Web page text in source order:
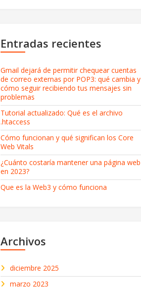
Entradas recientes
Gmail dejará de permitir chequear cuentas
de correo externas por POP3: qué cambia y
cómo seguir recibiendo tus mensajes sin
problemas
Tutorial actualizado: Qué es el archivo
.htaccess
Cómo funcionan y qué significan los Core
Web Vitals
¿Cuánto costaría mantener una página web
en 2023?
Que es la Web3 y cómo funciona
Archivos
diciembre 2025
marzo 2023